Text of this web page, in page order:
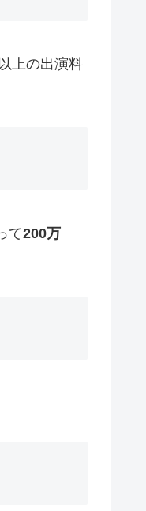
上の出演料
て200万